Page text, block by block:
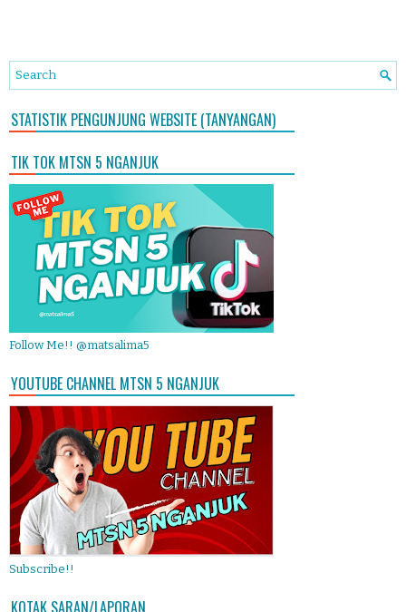
STATISTIK PENGUNJUNG WEBSITE (TANYANGAN)
TIK TOK MTSN 5 NGANJUK
Follow Me!! @matsalima5
YOUTUBE CHANNEL MTSN 5 NGANJUK
Subscribe!!